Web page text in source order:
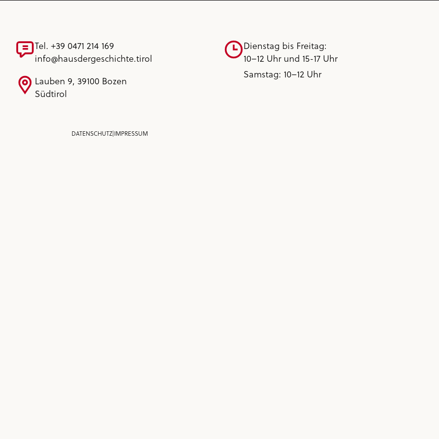
Tel. +39 0471 214 169
info@hausdergeschichte.tirol
Lauben 9, 39100 Bozen
Südtirol
Dienstag bis Freitag:
10–12 Uhr und 15-17 Uhr
Samstag: 10–12 Uhr
DATENSCHUTZ|IMPRESSUM